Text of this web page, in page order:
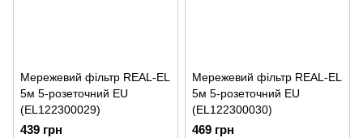
Мережевий фільтр REAL-EL
5м 5-розеточний EU
(EL122300029)
439 грн
Мережевий фільтр REAL-EL
5м 5-розеточний EU
(EL122300030)
469 грн